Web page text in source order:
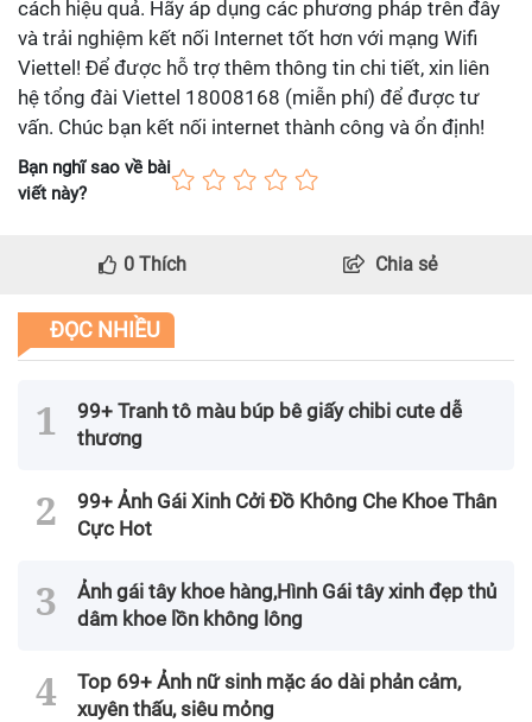
cách hiệu quả. Hãy áp dụng các phương pháp trên đây
và trải nghiệm kết nối Internet tốt hơn với mạng Wifi
Viettel! Để được hỗ trợ thêm thông tin chi tiết, xin liên
hệ tổng đài Viettel 18008168 (miễn phí) để được tư
vấn. Chúc bạn kết nối internet thành công và ổn định!
Bạn nghĩ sao về bài
viết này?
0 Thích Chia sẻ
ĐỌC NHIỀU
99+ Tranh tô màu búp bê giấy chibi cute dễ
thương
99+ Ảnh Gái Xinh Cởi Đồ Không Che Khoe Thân
Cực Hot
Ảnh gái tây khoe hàng,Hình Gái tây xinh đẹp thủ
dâm khoe lồn không lông
Top 69+ Ảnh nữ sinh mặc áo dài phản cảm,
xuyên thấu, siêu mỏng